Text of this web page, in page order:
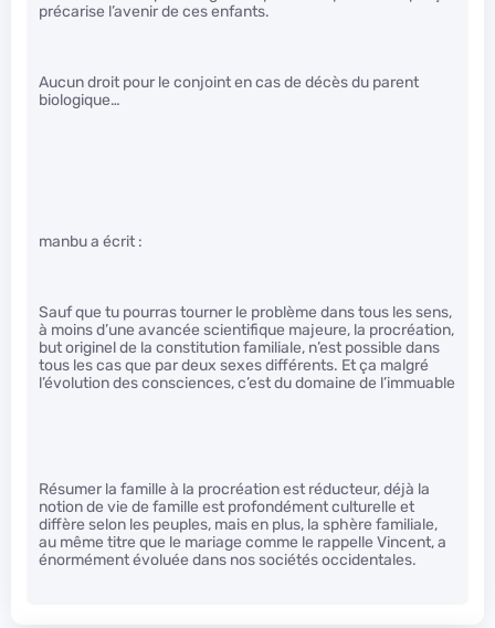
précarise l’avenir de ces enfants.
Aucun droit pour le conjoint en cas de décès du parent
biologique…
manbu a écrit :
Sauf que tu pourras tourner le problème dans tous les sens,
à moins d’une avancée scientifique majeure, la procréation,
but originel de la constitution familiale, n’est possible dans
tous les cas que par deux sexes différents. Et ça malgré
l’évolution des consciences, c’est du domaine de l’immuable
Résumer la famille à la procréation est réducteur, déjà la
notion de vie de famille est profondément culturelle et
diffère selon les peuples, mais en plus, la sphère familiale,
au même titre que le mariage comme le rappelle Vincent, a
énormément évoluée dans nos sociétés occidentales.